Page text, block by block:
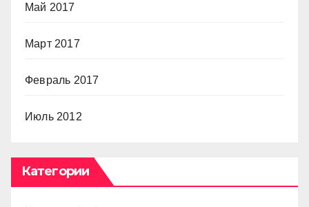
Май 2017
Март 2017
Февраль 2017
Июль 2012
Категории